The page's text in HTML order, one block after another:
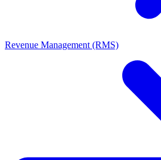
Revenue Management (RMS)